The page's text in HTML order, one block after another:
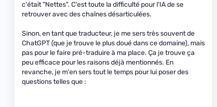
c'était "Nettes". C'est toute la difficulté pour l'IA de se
retrouver avec des chaînes désarticulées.
Sinon, en tant que traducteur, je me sers très souvent de
ChatGPT (que je trouve le plus doué dans ce domaine), mais
pas pour le faire pré-traduire à ma place. Ça je trouve ça
peu efficace pour les raisons déjà mentionnés. En
revanche, je m'en sers tout le temps pour lui poser des
questions telles que :